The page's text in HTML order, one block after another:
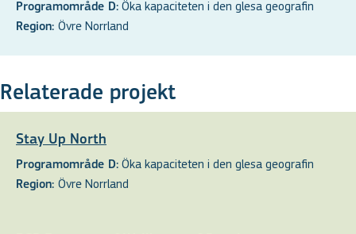
Programområde D: Öka kapaciteten i den glesa geografin
Region: Övre Norrland
Relaterade projekt
Stay Up North
Programområde D: Öka kapaciteten i den glesa geografin
Region: Övre Norrland